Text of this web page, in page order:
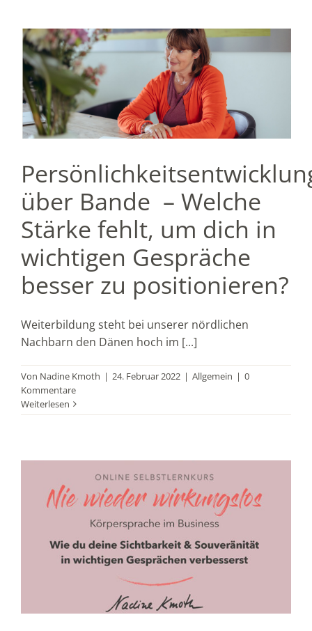
über Bande – Welche
Stärke fehlt, um dich in
wichtigen Gespräche
besser zu positionieren?
Weiterbildung steht bei unserer nördlichen
Nachbarn den Dänen hoch im [...]
Von Nadine Kmoth | 24. Februar 2022 | Allgemein | 0
Kommentare
Weiterlesen